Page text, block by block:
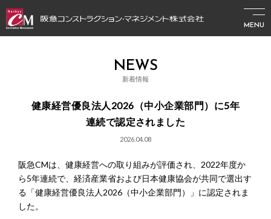
MENU
NEWS
新着情報
健康経営優良法人2026（中小企業部門）に5年
連続で認定されました
2026.04.08
阪急CMは、健康経営への取り組みが評価され、2022年度か
ら5年連続で、経済産業省および日本健康協会が共同で選出す
る「健康経営優良法人2026（中小企業部門）」に認定されま
した。